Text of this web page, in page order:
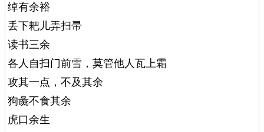
绰有余裕
丢下耙儿弄扫帚
读书三余
各人自扫门前雪，莫管他人瓦上霜
攻其一点，不及其余
狗彘不食其余
虎口余生